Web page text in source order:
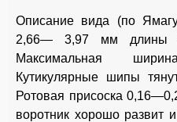
Описание вида (по
2,66— 3,97 мм длины
Максимальная
Кутикулярные шипы
Ротовая присоска
воротник хорошо